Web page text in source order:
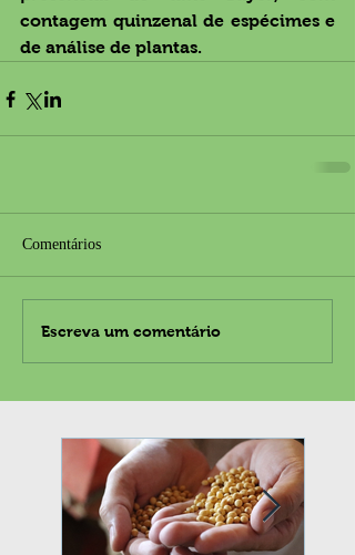
contagem quinzenal de espécimes e
de análise de plantas.
Comentários
Escreva um comentário